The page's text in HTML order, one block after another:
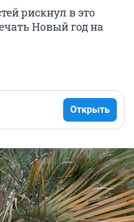
рискнул в это
Новый год на
Открыть